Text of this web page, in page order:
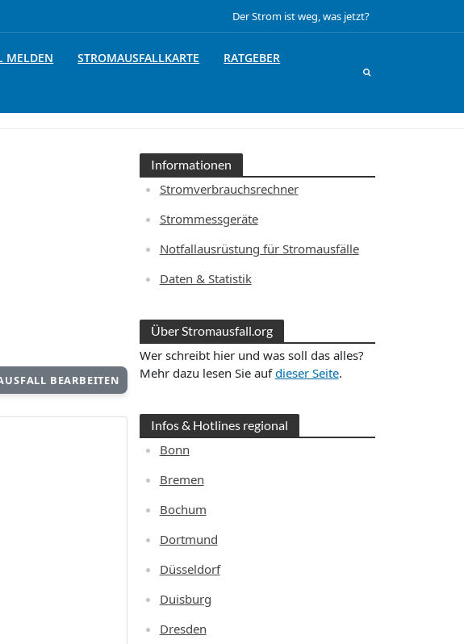
Der Strom ist weg, was jetzt?
MELDEN STROMAUSFALLKARTE
RATGEBER
BEARBEITEN
Informationen
Stromverbrauchsrechner
Strommessgeräte
Notfallausrüstung für Stromausfälle
Daten & Statistik
Über Stromausfall.org
Wer schreibt hier und was soll das alles?
Mehr dazu lesen Sie aufdieser Seite.
Infos & Hotlines regional
Bonn
Bremen
Bochum
Dortmund
Düsseldorf
Duisburg
Dresden